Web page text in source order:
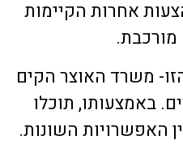
אחרות הקיימות
משרד האוצר הקים
באמצעותו, תוכלו
האפשרויות השונות.